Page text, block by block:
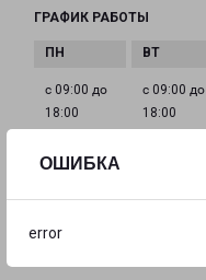
ОШИБКА
error
ГРАФИК РАБОТЫ
с 09:00 до
18:00
с 09:00 до
18:00